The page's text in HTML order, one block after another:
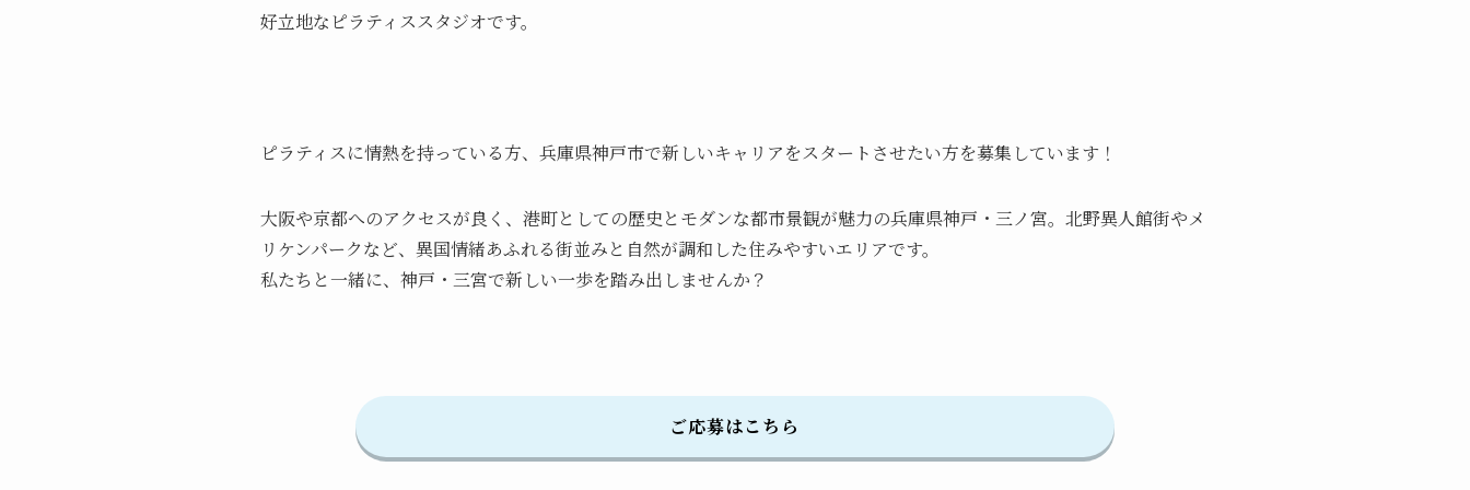
好立地なピラティススタジオです。
ピラティスに情熱を持っている方、兵庫県神戸市で新しいキャリアをスタートさせたい方を募集しています！
大阪や京都へのアクセスが良く、港町としての歴史とモダンな都市景観が魅力の兵庫県神戸・三ノ宮。北野異人館街やメ
リケンパークなど、異国情緒あふれる街並みと自然が調和した住みやすいエリアです。
私たちと一緒に、神戸・三宮で新しい一歩を踏み出しませんか？
ご応募はこちら